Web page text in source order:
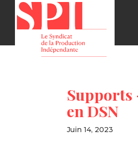
en DSN
Juin 14, 2023